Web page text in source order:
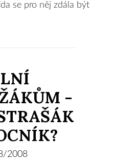
se pro něj zdála být
-
2008